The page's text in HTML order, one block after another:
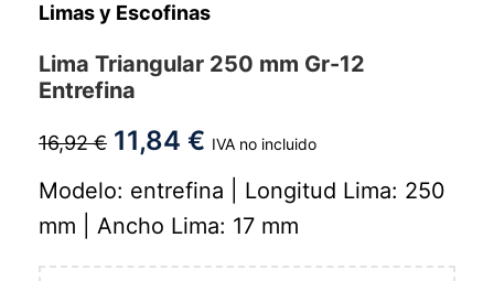
Limas y Escofinas
Lima Triangular 250 mm Gr-12
Entrefina
16,92€ 11,84 € IVA no incluido
Modelo: entrefina | Longitud Lima: 250
mm | Ancho Lima: 17 mm